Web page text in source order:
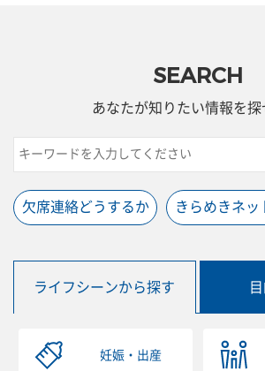
SEARCH
あなたが知りたい情報を探
欠席連絡どうするか きらめきネッ
ライフシーンから探す
妊娠・出産